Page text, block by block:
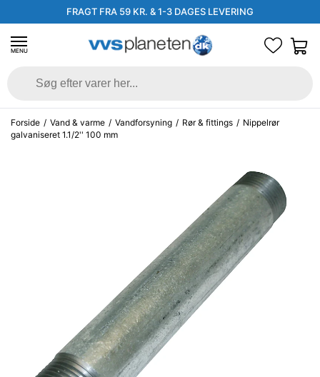
FRAGT FRA 59 KR. & 1-3 DAGES LEVERING
MENU
Forside / Vand & varme / Vandforsyning / Rør & fittings / Nippelrør
galvaniseret 1.1/2'' 100 mm